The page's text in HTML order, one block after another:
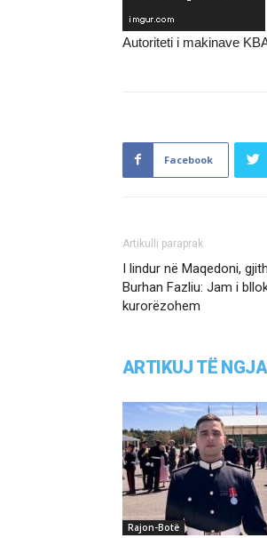
Autoriteti i makinave
Facebook
Artikulli paraprak
I lindur në Maqedoni,
Burhan Fazliu: Jam i
kurorëzohem
ARTIKUJ TË
Rajon-Botë